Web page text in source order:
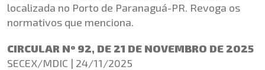
localizada no Porto de Paranaguá-PR. Revoga os
normativos que menciona.
CIRCULAR Nº 92, DE 21 DE NOVEMBRO DE 2025
SECEX/MDIC | 24/11/2025